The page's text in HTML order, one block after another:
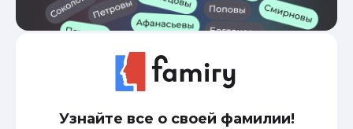
Узнайте все о своей фамилии!